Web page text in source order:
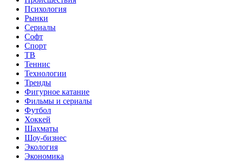
Психология
Рынки
Сериалы
Софт
Спорт
ТВ
Теннис
Технологии
Тренды
Фигурное катание
Фильмы и сериалы
Футбол
Хоккей
Шахматы
Шоу-бизнес
Экология
Экономика